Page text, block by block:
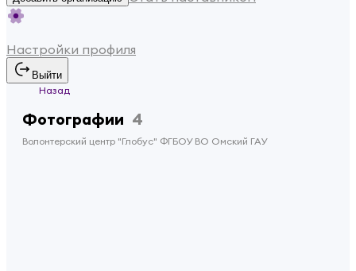
Настройки профиля
Выйти
Назад
Фотографии 4
Волонтерский центр "Глобус" ФГБОУ ВО Омский ГАУ